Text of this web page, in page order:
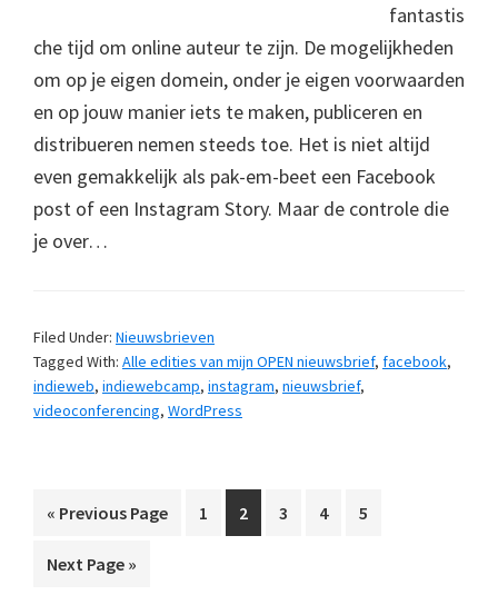
fantastis
che tijd om online auteur te zijn. De mogelijkheden
om op je eigen domein, onder je eigen voorwaarden
en op jouw manier iets te maken, publiceren en
distribueren nemen steeds toe. Het is niet altijd
even gemakkelijk als pak-em-beet een Facebook
post of een Instagram Story. Maar de controle die
je over…
Filed Under: Nieuwsbrieven
Tagged With: Alle edities van mijn OPEN nieuwsbrief, facebook,
indieweb, indiewebcamp, instagram, nieuwsbrief,
videoconferencing, WordPress
« Go
Previous Page Page
1 Page
2 Page
3 Page
4 Page
5
Go
Next Page »